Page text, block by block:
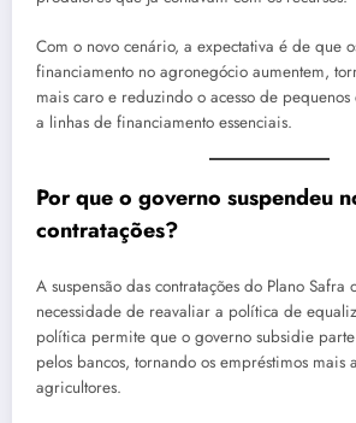
Com o novo cenário, a expectativa é de que
financiamento no agronegócio aumentem,
mais caro e reduzindo o acesso de
a linhas de financiamento essenciais.
Por que o governo suspendeu
contratações?
A suspensão das contratações do Plano
necessidade de reavaliar a política de
política permite que o governo subsidie
pelos bancos, tornando os empréstimos mais
agricultores.